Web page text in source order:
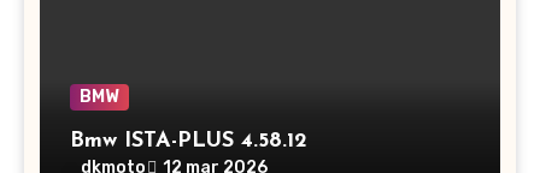
BMW
Bmw ISTA-PLUS 4.58.12
dkmoto 12 mar 2026